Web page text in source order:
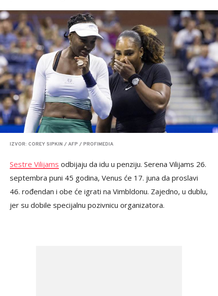
IZVOR: COREY SIPKIN / AFP / PROFIMEDIA
Sestre Vilijams odbijaju da idu u penziju. Serena Vilijams 26.
septembra puni 45 godina, Venus će 17. juna da proslavi
46. rođendan i obe će igrati na Vimbldonu. Zajedno, u dublu,
jer su dobile specijalnu pozivnicu organizatora.